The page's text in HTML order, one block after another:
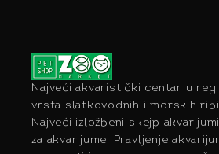
Najveći akvaristički centar u
vrsta slatkovodnih i morskih
Najveći izložbeni skejp
za akvarijume. Pravljenje